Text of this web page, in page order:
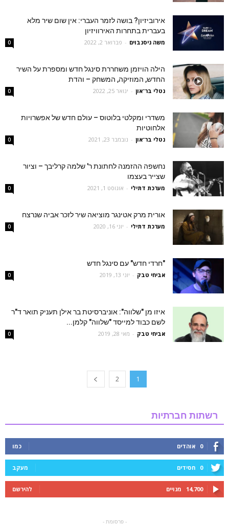
אירוביזיון? בושה לזמר העברי: אין שום שיר מלא
בעברית בתחרות האירוויזיון
משה ניסנבוים - פברואר 2, 2022 0
הילה הויזמן משחררת סינגל חדש ומספרת על השיר
החדש, המוזיקה, המשחק – והדת
נטלי בר־און - ינואר 25, 2022 0
משדרי ומקלטי בלוטוס – עולם חדש של אפשרויות
אלחוטיות
נטלי בר־און - נובמבר 23, 2021 0
נחשפה ההזמנה לחתונת ר' שלמה קרליבך – וציור
שצייר בעצמו
מערכת דתילי - אוגוסט 1, 2021 0
אורית מרק אטינגר מוציאה שיר לזכר אביה שנרצח
מערכת דתילי - יוני 16, 2020 0
"חרדי חדש" עם סינגל חדש
אביחי טבק - יוני 13, 2019 0
איזו מן "שלווה": אוניברסיטת בר אילן תעניק תואר ד"ר
לשם כבוד למייסד "שלווה" קלמן...
אביחי טבק - מאי 28, 2019 0
1
2
רשתות חברתיות
0 אוהדים כמו
0 חסידים מעקב
14,700 מנויים להירשם
- פרסומת -